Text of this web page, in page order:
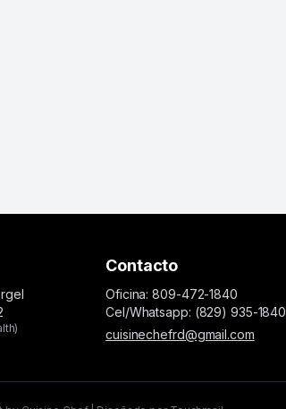
Contacto
Oficina: 809-472-1840
Cel/Whatsapp: (829) 935-1840
cuisinechefrd@gmail.com